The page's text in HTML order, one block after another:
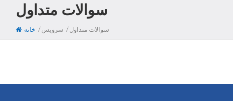
سوالات متداول
خانه / سرویس / سوالات متداول